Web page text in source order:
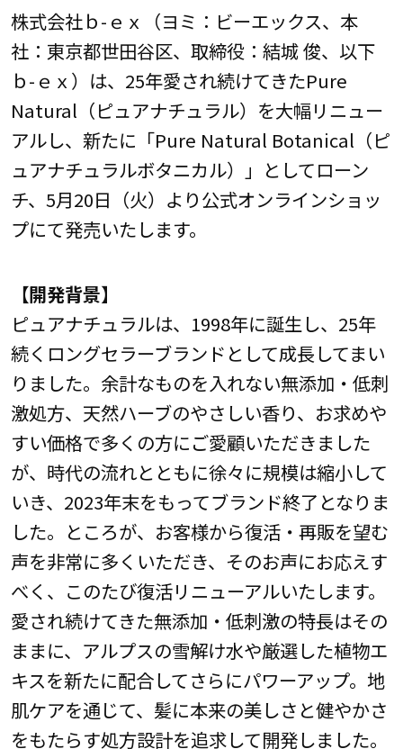
株式会社ｂ-ｅｘ（ヨミ：ビーエックス、本
社：東京都世田谷区、取締役：結城 俊、以下
ｂ-ｅｘ）は、25年愛され続けてきたPure
Natural（ピュアナチュラル）を大幅リニュー
アルし、新たに「Pure Natural Botanical（ピ
ュアナチュラルボタニカル）」としてローン
チ、5月20日（火）より公式オンラインショッ
プにて発売いたします。
【開発背景】
ピュアナチュラルは、1998年に誕生し、25年
続くロングセラーブランドとして成長してまい
りました。余計なものを入れない無添加・低刺
激処方、天然ハーブのやさしい香り、お求めや
すい価格で多くの方にご愛顧いただきました
が、時代の流れとともに徐々に規模は縮小して
いき、2023年末をもってブランド終了となりま
した。ところが、お客様から復活・再販を望む
声を非常に多くいただき、そのお声にお応えす
べく、このたび復活リニューアルいたします。
愛され続けてきた無添加・低刺激の特長はその
ままに、アルプスの雪解け水や厳選した植物エ
キスを新たに配合してさらにパワーアップ。地
肌ケアを通じて、髪に本来の美しさと健やかさ
をもたらす処方設計を追求して開発しました。